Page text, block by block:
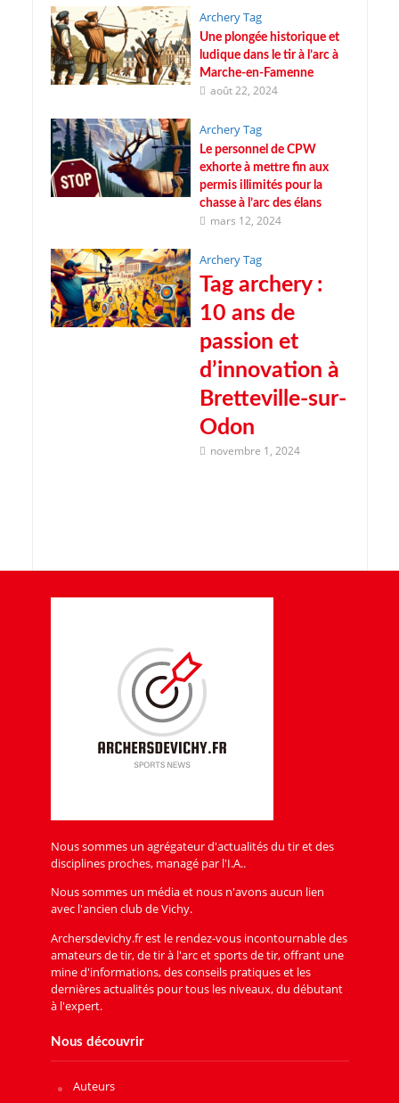
Archery Tag
Une plongée historique et
ludique dans le tir à l’arc à
Marche-en-Famenne
août 22, 2024
Archery Tag
Le personnel de CPW
exhorte à mettre fin aux
permis illimités pour la
chasse à l’arc des élans
mars 12, 2024
Archery Tag
Tag archery :
10 ans de
passion et
d’innovation à
Bretteville-sur-
Odon
novembre 1, 2024
Nous sommes un agrégateur d'actualités du tir et des
disciplines proches, managé par l'I.A..
Nous sommes un média et nous n'avons aucun lien
avec l'ancien club de Vichy.
Archersdevichy.fr est le rendez-vous incontournable des
amateurs de tir, de tir à l'arc et sports de tir, offrant une
mine d'informations, des conseils pratiques et les
dernières actualités pour tous les niveaux, du débutant
à l'expert.
Nous découvrir
Auteurs